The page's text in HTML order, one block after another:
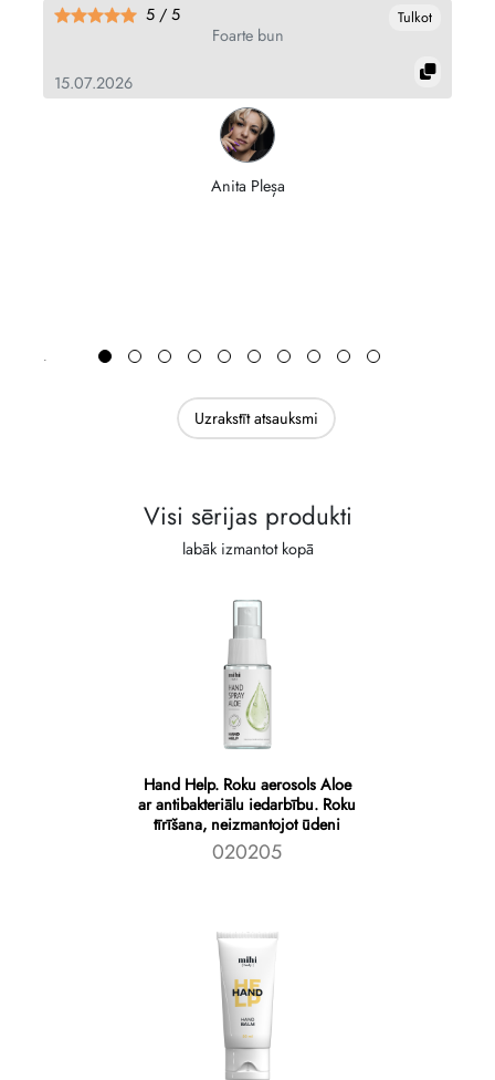
Tulkot
Foarte bun
5 / 5
15.07.2026
Anita Pleșa
Uzrakstīt atsauksmi
Visi sērijas produkti
labāk izmantot kopā
Hand Help. Roku aerosols Aloe
ar antibakteriālu iedarbību. Roku
tīrīšana, neizmantojot ūdeni
020205